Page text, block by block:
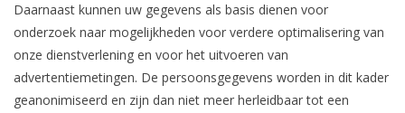
Daarnaast kunnen uw gegevens als basis dienen voor
onderzoek naar mogelijkheden voor verdere optimalisering van
onze dienstverlening en voor het uitvoeren van
advertentiemetingen. De persoonsgegevens worden in dit kader
geanonimiseerd en zijn dan niet meer herleidbaar tot een